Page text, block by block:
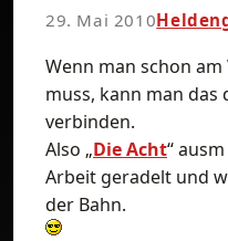
29. Mai 2010
Wenn man schon
muss, kann man das
verbinden.
Also „Die Acht“
Arbeit geradelt und
der Bahn.